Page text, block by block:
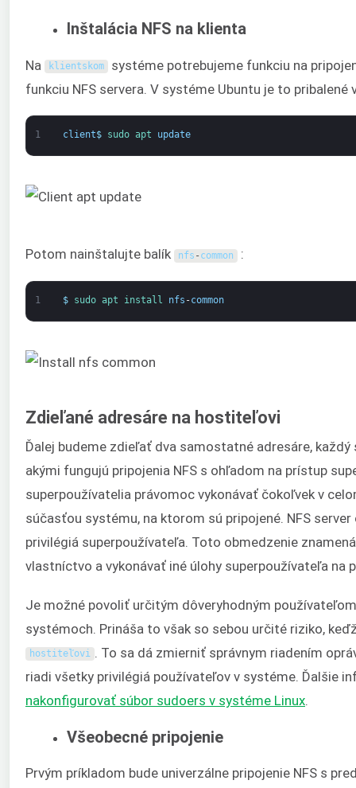
Inštalácia NFS na klienta
Na klientskom systéme potrebujeme funkciu na
funkciu NFS servera. V systéme Ubuntu je to pribalené
1 client$ sudo apt update
Potom nainštalujte balík nfs - common :
1 $ sudo apt install nfs -common
Zdieľané adresáre na hostiteľovi
Ďalej budeme zdieľať dva samostatné adresáre,
akými fungujú pripojenia NFS s ohľadom na prístup
superpoužívatelia právomoc vykonávať čokoľvek v
súčasťou systému, na ktorom sú pripojené. NFS
privilégiá superpoužívateľa. Toto obmedzenie
vlastníctvo a vykonávať iné úlohy superpoužívateľa na
Je možné povoliť určitým dôveryhodným
systémoch. Prináša to však so sebou určité riziko,
hostiteľovi . To sa dá zmierniť správnym riadením
riadi všetky privilégiá používateľov v systéme. Ďalšie
nakonfigurovať súbor sudoers v systéme Linux
Všeobecné pripojenie
Prvým príkladom bude univerzálne pripojenie NFS s